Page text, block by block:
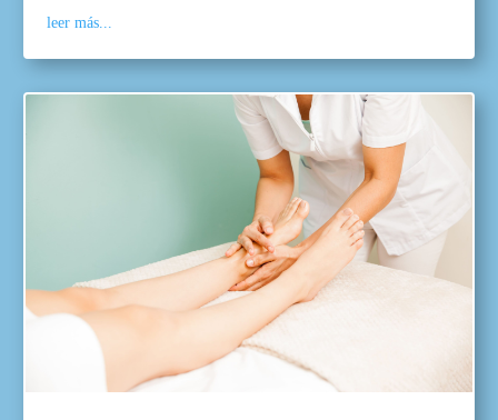
leer más...